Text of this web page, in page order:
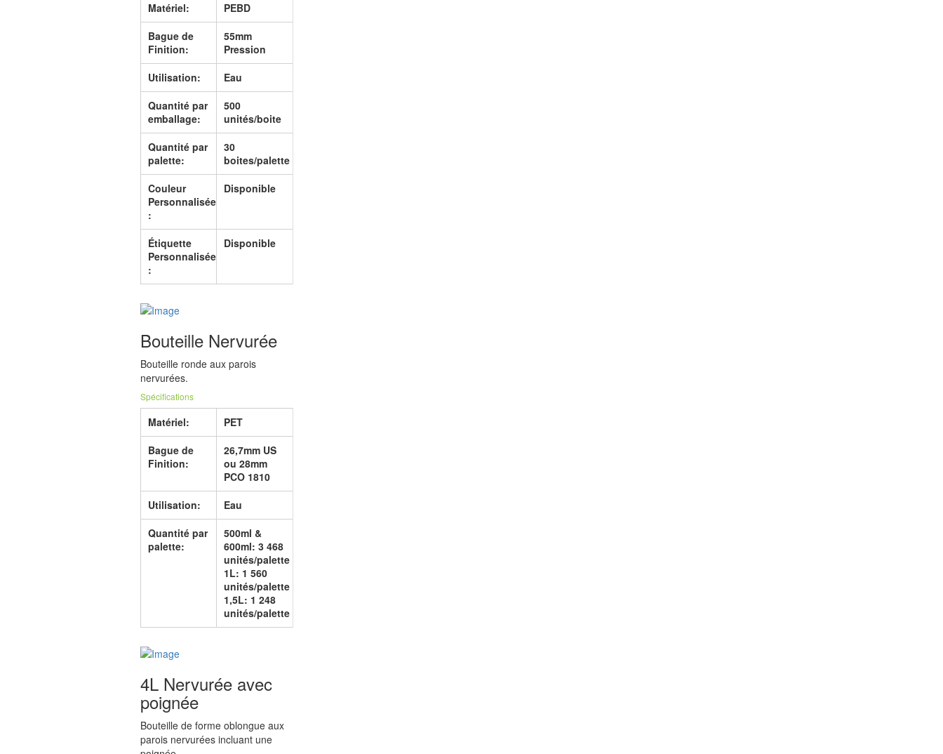
Matériel:
PEBD
Bague de
Finition:
55mm
Pression
Utilisation:
Eau
Quantité par
emballage:
500
unités/boite
Quantité par
palette:
30
boites/palette
Couleur
Personnalisée
:
Disponible
Étiquette
Personnalisée
:
Disponible
Bouteille Nervurée
Bouteille ronde aux parois
nervurées.
Spécifications
Matériel:
PET
Bague de
Finition:
26,7mm US
ou 28mm
PCO 1810
Utilisation:
Eau
Quantité par
palette:
500ml &
600ml: 3 468
unités/palette
1L: 1 560
unités/palette
1,5L: 1 248
unités/palette
4L Nervurée avec
poignée
Bouteille de forme oblongue aux
parois nervurées incluant une